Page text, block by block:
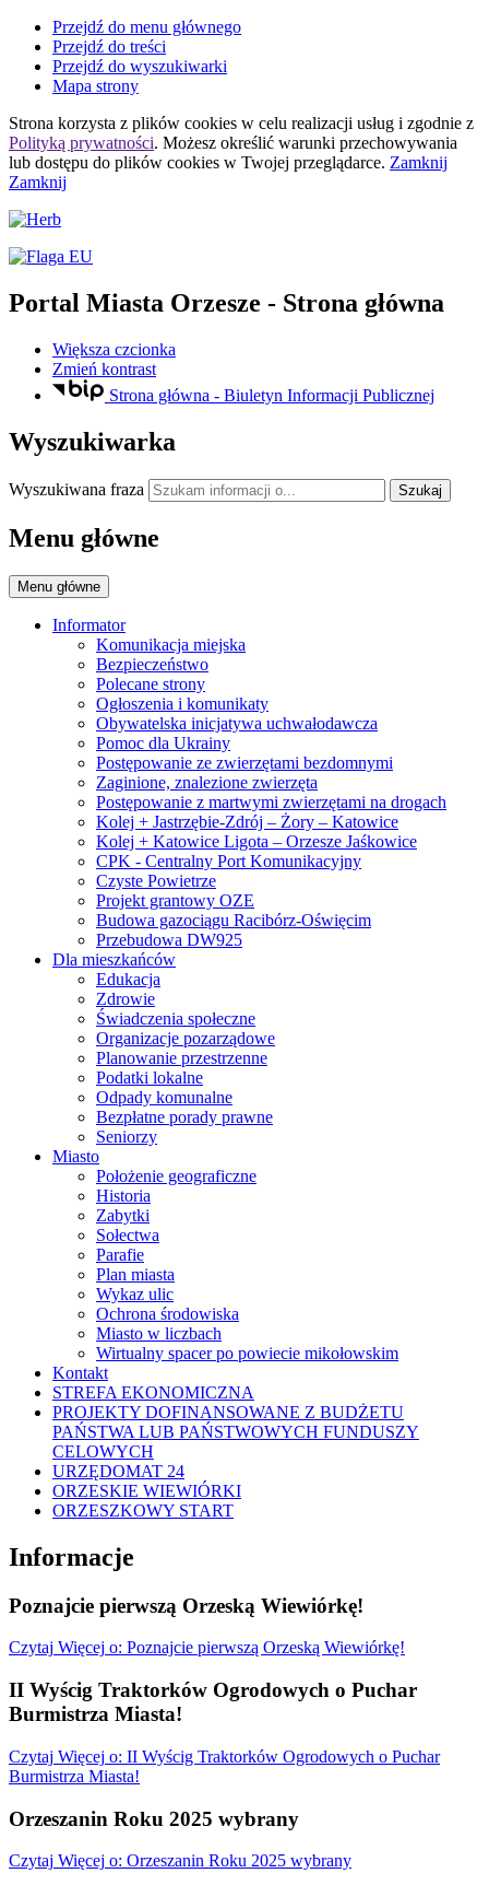
Przejdź do menu głównego
Przejdź do treści
Przejdź do wyszukiwarki
Mapa strony
Strona korzysta z plików cookies w celu realizacji usług i zgodnie z
Polityką prywatności. Możesz określić warunki przechowywania
lub dostępu do plików cookies w Twojej przeglądarce. Zamknij
Zamknij
Portal Miasta Orzesze - Strona główna
Większa czcionka
Zmień kontrast
Strona główna - Biuletyn Informacji Publicznej
Wyszukiwarka
Wyszukiwana fraza Szukaj
Menu główne
Menu główne
Informator
Komunikacja miejska
Bezpieczeństwo
Polecane strony
Ogłoszenia i komunikaty
Obywatelska inicjatywa uchwałodawcza
Pomoc dla Ukrainy
Postępowanie ze zwierzętami bezdomnymi
Zaginione, znalezione zwierzęta
Postępowanie z martwymi zwierzętami na drogach
Kolej + Jastrzębie-Zdrój – Żory – Katowice
Kolej + Katowice Ligota – Orzesze Jaśkowice
CPK - Centralny Port Komunikacyjny
Czyste Powietrze
Projekt grantowy OZE
Budowa gazociągu Racibórz-Oświęcim
Przebudowa DW925
Dla mieszkańców
Edukacja
Zdrowie
Świadczenia społeczne
Organizacje pozarządowe
Planowanie przestrzenne
Podatki lokalne
Odpady komunalne
Bezpłatne porady prawne
Seniorzy
Miasto
Położenie geograficzne
Historia
Zabytki
Sołectwa
Parafie
Plan miasta
Wykaz ulic
Ochrona środowiska
Miasto w liczbach
Wirtualny spacer po powiecie mikołowskim
Kontakt
STREFA EKONOMICZNA
PROJEKTY DOFINANSOWANE Z BUDŻETU
PAŃSTWA LUB PAŃSTWOWYCH FUNDUSZY
CELOWYCH
URZĘDOMAT 24
ORZESKIE WIEWIÓRKI
ORZESZKOWY START
Informacje
Poznajcie pierwszą Orzeską Wiewiórkę!
Czytaj Więcej o: Poznajcie pierwszą Orzeską Wiewiórkę!
II Wyścig Traktorków Ogrodowych o Puchar
Burmistrza Miasta!
Czytaj Więcej o: II Wyścig Traktorków Ogrodowych o Puchar
Burmistrza Miasta!
Orzeszanin Roku 2025 wybrany
Czytaj Więcej o: Orzeszanin Roku 2025 wybrany